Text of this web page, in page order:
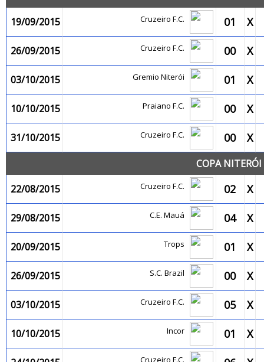
19/09/2015
Cruzeiro F.C. 01 X
26/09/2015 Cruzeiro F.C. 00 X
03/10/2015 Gremio Niterói 01 X
10/10/2015 Praiano F.C. 00 X
31/10/2015 Cruzeiro F.C. 00 X
COPA
22/08/2015
Cruzeiro F.C. 02 X
29/08/2015 C.E. Mauá 04 X
20/09/2015 Trops 01 X
26/09/2015 S.C. Brazil 00 X
03/10/2015 Cruzeiro F.C. 05 X
10/10/2015 Incor 01 X
Cruzeiro F.C.